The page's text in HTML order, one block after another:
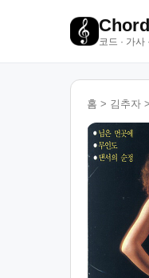
코드 · 가사
홈 > 김추자 >